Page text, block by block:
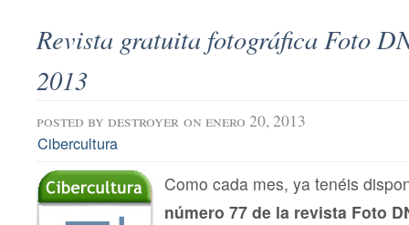
Revista gratuita fotográfica Foto
2013
posted by destroyer on enero 20, 2013
Cibercultura
Como cada mes, ya tenéis
número 77 de la revista Foto